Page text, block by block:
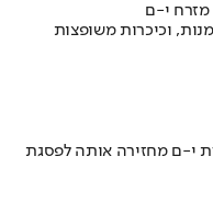
מזרח י-ם
וכיכרות משופצות
י-ם מחזירה אותה לפסגת